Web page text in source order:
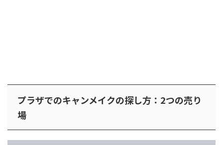
プラザでのキャンメイクの探し方：2つの売り
場